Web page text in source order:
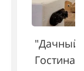
"Дачный
Гостиная